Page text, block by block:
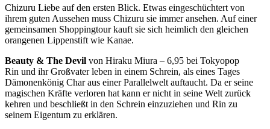
Chizuru Liebe auf den ersten Blick. Etwas eingeschüchtert von
ihrem guten Aussehen muss Chizuru sie immer ansehen. Auf einer
gemeinsamen Shoppingtour kauft sie sich heimlich den gleichen
orangenen Lippenstift wie Kanae.
Beauty & The Devil von Hiraku Miura – 6,95 bei Tokyopop
Rin und ihr Großvater leben in einem Schrein, als eines Tages
Dämonenkönig Char aus einer Parallelwelt auftaucht. Da er seine
magischen Kräfte verloren hat kann er nicht in seine Welt zurück
kehren und beschließt in den Schrein einzuziehen und Rin zu
seinem Eigentum zu erklären.